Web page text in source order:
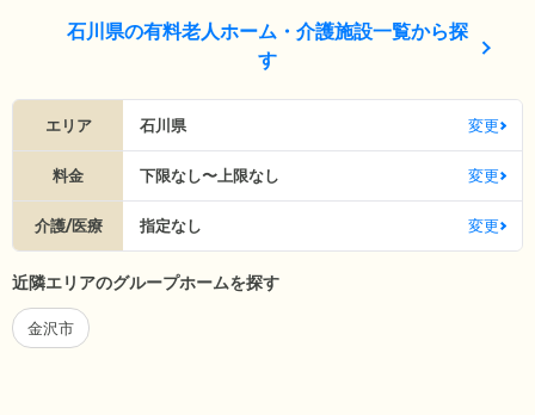
石川県の有料老人ホーム・介護施設一覧から探
す
エリア 石川県 変更
料金 下限なし〜上限なし 変更
介護/医療 指定なし 変更
近隣エリアのグループホームを探す
金沢市